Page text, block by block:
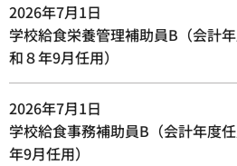
2026年7月1日
学校給食栄養管理補助員B（会計
和８年9月任用）
2026年7月1日
学校給食事務補助員B（会計年度
年9月任用）